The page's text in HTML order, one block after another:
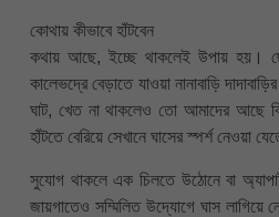
কোথায় কীভাবে হাঁটবেন
কথায় আছে, ইচ্ছে থাকলেই উপায় হয়।
কালেভদ্রে বেড়াতে যাওয়া নানাবাড়ি
ঘাট, খেত না থাকলেও তো আমাদের আছে
হাঁটতে বেরিয়ে সেখানে ঘাসের স্পর্শ নেওয়া
সুযোগ থাকলে এক চিলতে উঠোনে বা
জায়গাতেও সম্মিলিত উদ্যোগে ঘাস লাগিয়ে